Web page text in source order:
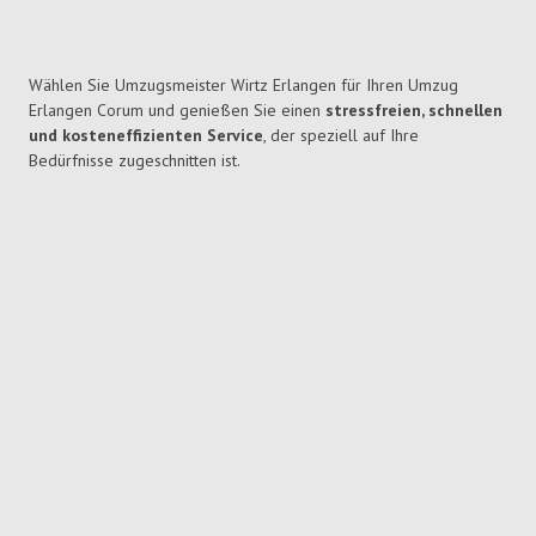
Wählen Sie Umzugsmeister Wirtz Erlangen für Ihren Umzug
Erlangen Corum und genießen Sie einen stressfreien, schnellen
und kosteneffizienten Service, der speziell auf Ihre
Bedürfnisse zugeschnitten ist.